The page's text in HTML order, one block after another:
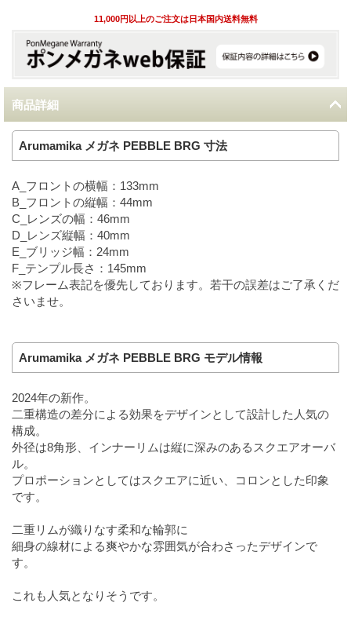
11,000円以上のご注文は日本国内送料無料
商品詳細
Arumamika メガネ PEBBLE BRG 寸法
A_フロントの横幅：133mm
B_フロントの縦幅：44mm
C_レンズの幅：46mm
D_レンズ縦幅：40mm
E_ブリッジ幅：24mm
F_テンプル長さ：145mm
※フレーム表記を優先しております。若干の誤差はご了承くだ
さいませ。
Arumamika メガネ PEBBLE BRG モデル情報
2024年の新作。
二重構造の差分による効果をデザインとして設計した人気の
構成。
外径は8角形、インナーリムは縦に深みのあるスクエアオーバ
ル。
プロポーションとしてはスクエアに近い、コロンとした印象
です。
二重リムが織りなす柔和な輪郭に
細身の線材による爽やかな雰囲気が合わさったデザインで
す。
これも人気となりそうです。